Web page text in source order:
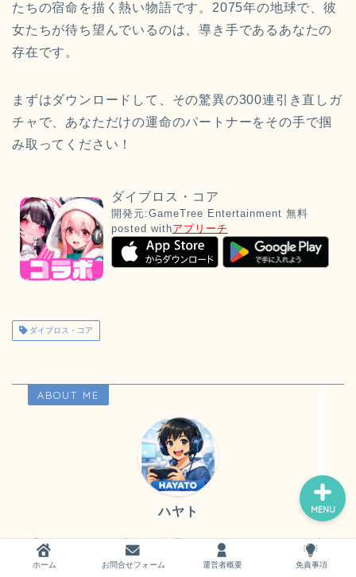
たちの宿命を描く熱い物語です。2075年の地球で、彼
女たちが待ち望んでいるのは、導き手であるあなたの
存在です。
まずはダウンロードして、その驚異の300連引き直しガ
チャで、あなただけの運命のパートナーをその手で掴
み取ってください！
ダイブロス・コア
開発元:GameTree Entertainment 無料
posted withアプリーチ
ダイブロス・コア
ABOUT ME
ハヤト
「ハヤトのゲーム部屋」管理人のハヤトです。ゲーム大
好きの一人です。 「ハヤトのゲーム部屋」では、実際
ホーム お問合せフォーム 運営者概要 免責事項
MENU